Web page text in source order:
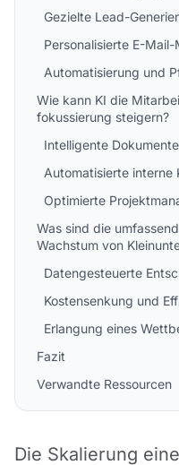
Gezielte Lead-
Personalisierte E-
Automatisierung und
Wie kann KI die
fokussierung steigern?
Intelligente
Automatisierte interne
Optimierte
Was sind die
Wachstum von
Datengesteuerte
Kostensenkung und
Erlangung eines
Fazit
Verwandte Ressourcen
Die Skalierung